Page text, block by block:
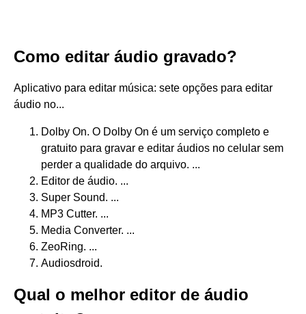
Como editar áudio gravado?
Aplicativo para editar música: sete opções para editar
áudio no...
Dolby On. O Dolby On é um serviço completo e
gratuito para gravar e editar áudios no celular sem
perder a qualidade do arquivo. ...
Editor de áudio. ...
Super Sound. ...
MP3 Cutter. ...
Media Converter. ...
ZeoRing. ...
Audiosdroid.
Qual o melhor editor de áudio